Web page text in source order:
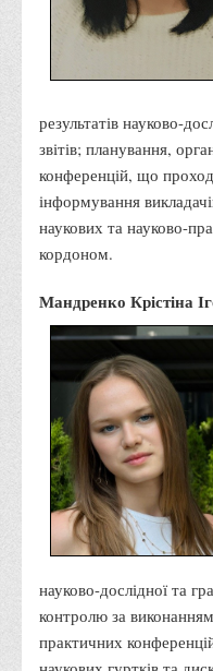
стипендій"
Порядок
Положення про
Порядок надання
Перелік платних
Путівник
IP дайджест для
власності
Система управління
Розклади, графіки
Розклад дзвінків
Розклад занять і
Графіки освітнього
Реєстр вибіркових
Студентське наукове
ТОП-20 кращих
результатів науково-
звітів; планування,
конференцій, що
інформування
наукових та науково-
кордоном.
Мандренко Крістіна
науково-дослідної та
контролю за
практичних